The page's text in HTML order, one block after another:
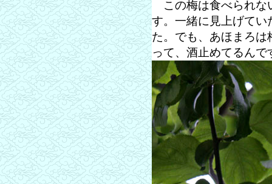
この梅は食べられな
す。一緒に見上げてい
た。でも、あほまろ
って、酒止めてるん